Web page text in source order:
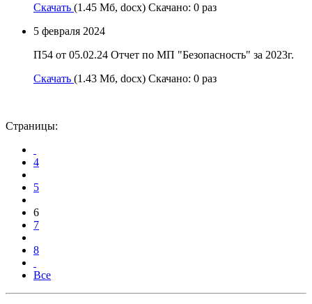
Скачать (1.45 Мб, docx) Скачано: 0 раз
5 февраля 2024
П54 от 05.02.24 Отчет по МП "Безопасность" за 2023г.
Скачать (1.43 Мб, docx) Скачано: 0 раз
Страницы:
4
5
6
7
8
Все